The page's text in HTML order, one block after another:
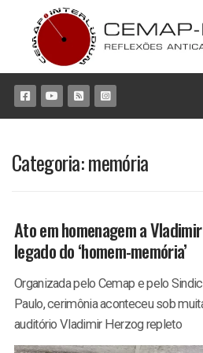
conteúdo
Categoria:memória
Ato em homenagem a
legado do ‘homem-memória’
Organizada pelo Cemap e pelo
Paulo, cerimônia aconteceu sob
auditório Vladimir Herzog repleto